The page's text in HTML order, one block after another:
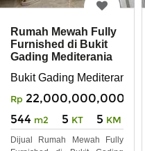
Jakarta Utara
Rumah Mewah Fully
Furnished di Bukit
Gading Mediterania
Bukit Gading Mediterania
Rp 22,000,000,000
544 m2 5 KT 5 KM
Dijual Rumah Mewah Fully